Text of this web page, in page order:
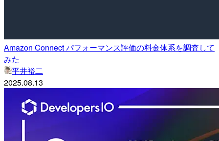
Amazon Connect パフォーマンス評価の料金体系を調査して
みた
平井裕二
2025.08.13